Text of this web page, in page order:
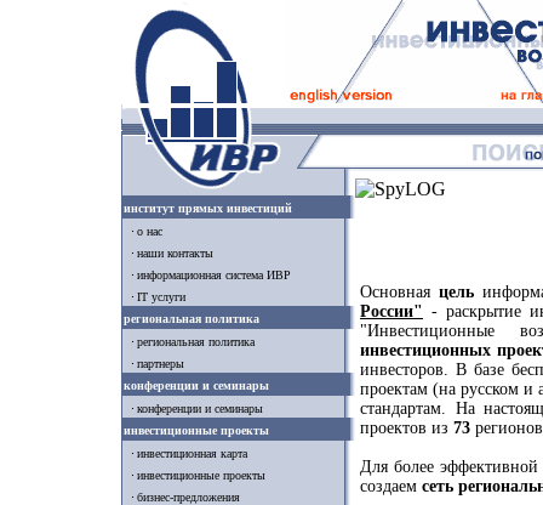
институт прямых инвестиций
о нас
наши контакты
информационная система ИВР
IT услуги
региональная политика
региональная политика
партнеры
конференции и семинары
конференции и семинары
инвестиционные проекты
инвестиционная карта
инвестиционные проекты
бизнес-предложения
Основная цель
России" - раскрытие
"Инвестиционные
инвестиционных
инвесторов. В базе
проектам (на русском
стандартам. На
проектов из 73
Для более
создаем сеть